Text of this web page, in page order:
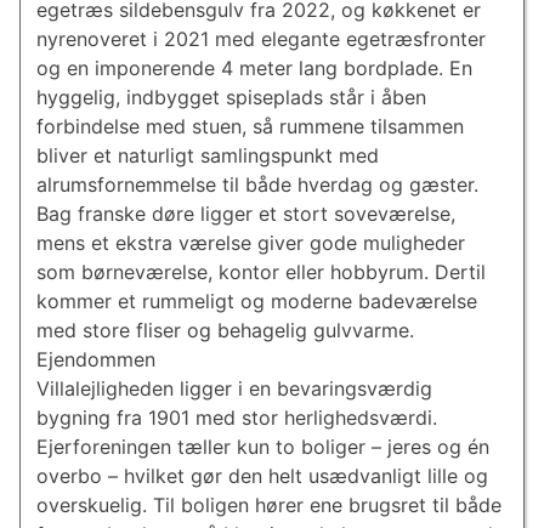
egetræs sildebensgulv fra 2022, og køkkenet er
nyrenoveret i 2021 med elegante egetræsfronter
og en imponerende 4 meter lang bordplade. En
hyggelig, indbygget spiseplads står i åben
forbindelse med stuen, så rummene tilsammen
bliver et naturligt samlingspunkt med
alrumsfornemmelse til både hverdag og gæster.
Bag franske døre ligger et stort soveværelse,
mens et ekstra værelse giver gode muligheder
som børneværelse, kontor eller hobbyrum. Dertil
kommer et rummeligt og moderne badeværelse
med store fliser og behagelig gulvvarme.
Ejendommen
Villalejligheden ligger i en bevaringsværdig
bygning fra 1901 med stor herlighedsværdi.
Ejerforeningen tæller kun to boliger – jeres og én
overbo – hvilket gør den helt usædvanligt lille og
overskuelig. Til boligen hører ene brugsret til både